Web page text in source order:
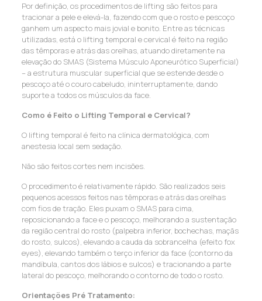
Por definição, os procedimentos de lifting são feitos para
tracionar a pele e elevá-la, fazendo com que o rosto e pescoço
ganhem um aspecto mais jovial e bonito. Entre as técnicas
utilizadas, está o lifting temporal e cervical é feito na região
das têmporas e atrás das orelhas, atuando diretamente na
elevação do SMAS (Sistema Músculo Aponeurótico Superficial)
– a estrutura muscular superficial que se estende desde o
pescoço até o couro cabeludo, ininterruptamente, dando
suporte a todos os músculos da face.
Como é Feito o Lifting Temporal e Cervical?
O lifting temporal é feito na clínica dermatológica, com
anestesia local sem sedação.
Não são feitos cortes nem incisões.
O procedimento é relativamente rápido. São realizados seis
pequenos acessos feitos nas têmporas e atrás das orelhas
com fios de tração. Eles puxam o SMAS para cima,
reposicionando a face e o pescoço, melhorando a sustentação
da região central do rosto (palpebra inferior, bochechas, maçãs
do rosto, sulcos), elevando a cauda da sobrancelha (efeito fox
eyes), elevando também o terço inferior da face (contorno da
mandíbula, cantos dos lábios e sulcos) e tracionando a parte
lateral do pescoço, melhorando o contorno de todo o rosto.
Orientações Pré Tratamento: